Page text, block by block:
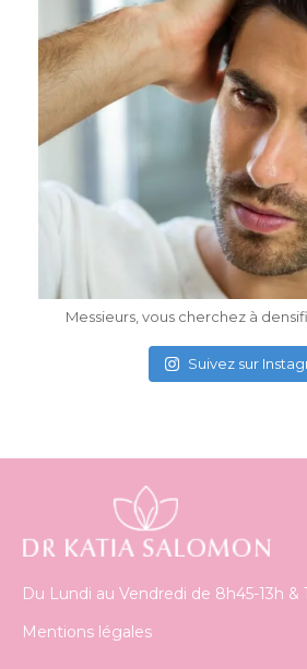
Mai 4
Messieurs, vous cherchez à
Suivez sur
Du Lundi au Vendredi de 8h45-13h &
Mentions légales